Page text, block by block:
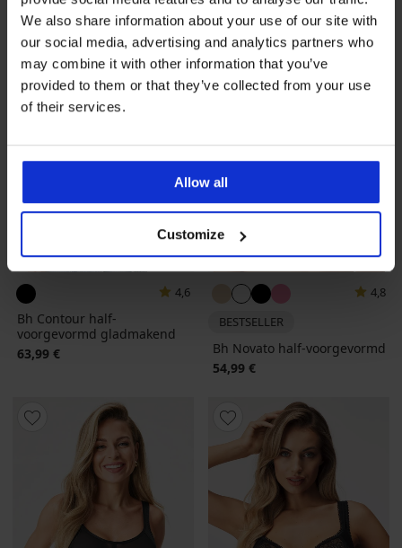
We also share information about your use of our site with
our social media, advertising and analytics partners who
may combine it with other information that you’ve
provided to them or that they’ve collected from your use
of their services.
Allow all
Customize
4,6
Bh Contour half-
voorgevormd gladmakend
63,99 €
4,8
BESTSELLER
Bh Novato half-voorgevormd
54,99 €